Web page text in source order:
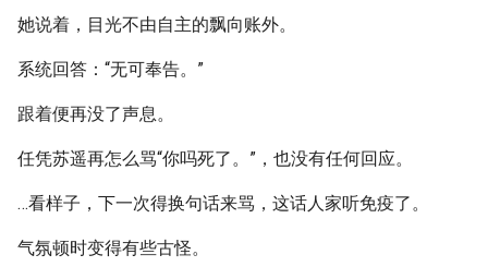
她说着，目光不由自主的飘向账外。
系统回答：“无可奉告。”
跟着便再没了声息。
任凭苏遥再怎么骂“你吗死了。”，也没有任何回应。
…看样子，下一次得换句话来骂，这话人家听免疫了。
气氛顿时变得有些古怪。